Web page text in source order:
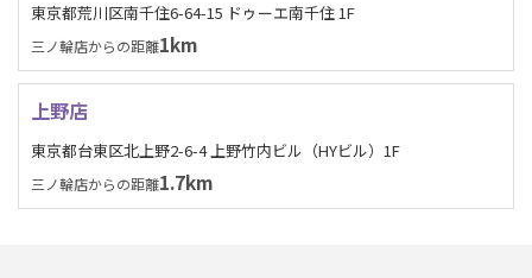
東京都荒川区南千住6-64-15 ドゥーエ南千住 1F
三ノ輪店からの距離1km
上野店
東京都台東区北上野2-6-4 上野竹内ビル（HYビル）1F
三ノ輪店からの距離1.7km